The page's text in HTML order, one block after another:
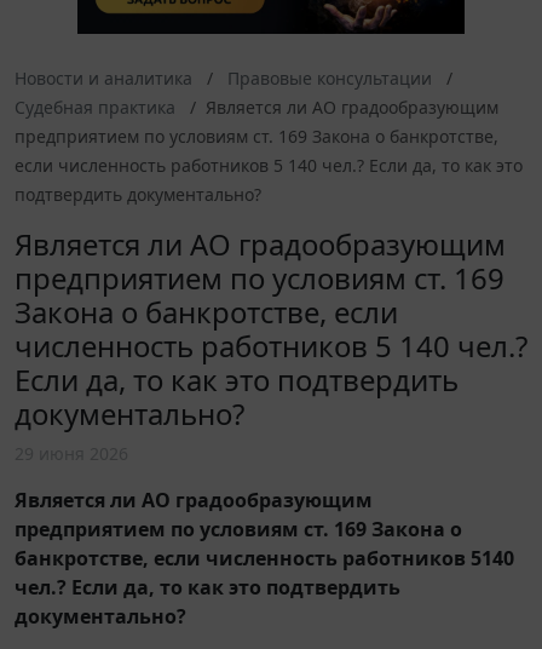
Новости и аналитика
Правовые консультации
Судебная практика
Является ли АО градообразующим
предприятием по условиям ст. 169 Закона о банкротстве,
если численность работников 5 140 чел.? Если да, то как это
подтвердить документально?
Является ли АО градообразующим
предприятием по условиям ст. 169
Закона о банкротстве, если
численность работников 5 140 чел.?
Если да, то как это подтвердить
документально?
Является ли АО градообразующим
предприятием по условиям ст. 169 Закона о
банкротстве, если численность работников 5140
чел.? Если да, то как это подтвердить
документально?